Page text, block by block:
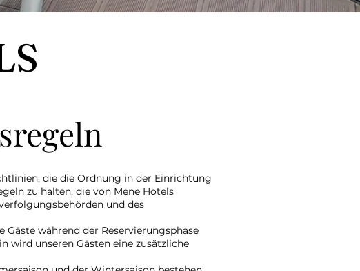
die die Ordnung in der Einrichtung
zu halten, die von Mene Hotels
und des
während der Reservierungsphase
wird unseren Gästen eine zusätzliche